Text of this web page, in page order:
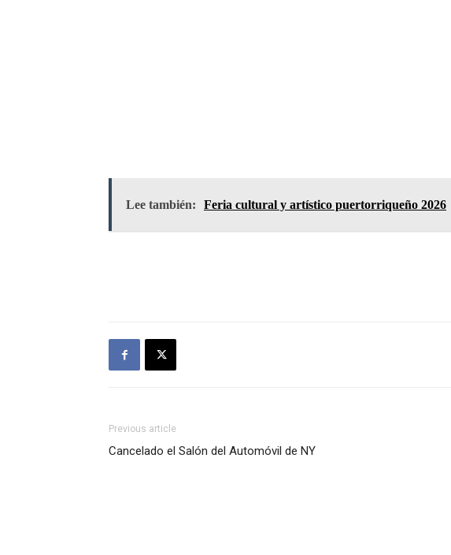
Lee también: Feria cultural y artístico puertorriqueño 2026
Previous article
Cancelado el Salón del Automóvil de NY